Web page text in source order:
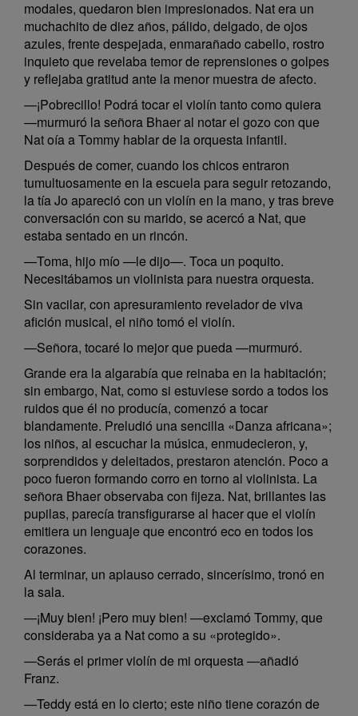
modales, quedaron bien impresionados. Nat era un
muchachito de diez años, pálido, delgado, de ojos
azules, frente despejada, enmarañado cabello, rostro
inquieto que revelaba temor de reprensiones o golpes
y reflejaba gratitud ante la menor muestra de afecto.
—¡Pobrecillo! Podrá tocar el violín tanto como quiera
—murmuró la señora Bhaer al notar el gozo con que
Nat oía a Tommy hablar de la orquesta infantil.
Después de comer, cuando los chicos entraron
tumultuosamente en la escuela para seguir retozando,
la tía Jo apareció con un violín en la mano, y tras breve
conversación con su marido, se acercó a Nat, que
estaba sentado en un rincón.
—Toma, hijo mío —le dijo—. Toca un poquito.
Necesitábamos un violinista para nuestra orquesta.
Sin vacilar, con apresuramiento revelador de viva
afición musical, el niño tomó el violín.
—Señora, tocaré lo mejor que pueda —murmuró.
Grande era la algarabía que reinaba en la habitación;
sin embargo, Nat, como si estuviese sordo a todos los
ruidos que él no producía, comenzó a tocar
blandamente. Preludió una sencilla «Danza africana»;
los niños, al escuchar la música, enmudecieron, y,
sorprendidos y deleitados, prestaron atención. Poco a
poco fueron formando corro en torno al violinista. La
señora Bhaer observaba con fijeza. Nat, brillantes las
pupilas, parecía transfigurarse al hacer que el violín
emitiera un lenguaje que encontró eco en todos los
corazones.
Al terminar, un aplauso cerrado, sincerísimo, tronó en
la sala.
—¡Muy bien! ¡Pero muy bien! —exclamó Tommy, que
consideraba ya a Nat como a su «protegido».
—Serás el primer violín de mi orquesta —añadió
Franz.
—Teddy está en lo cierto; este niño tiene corazón de